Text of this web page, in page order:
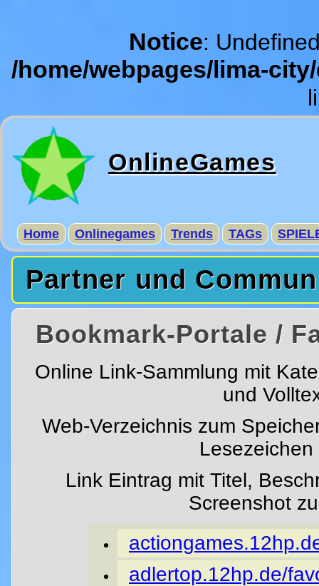
Notice:
/home/webpages/lima-
OnlineGames
Home Onlinegames Trends TAGs
Partner und
Bookmark-Portale /
Online Link-Sammlung mit
und
Web-Verzeichnis zum
Link Eintrag mit Titel,
Screenshot
adlertop.12hp.de/